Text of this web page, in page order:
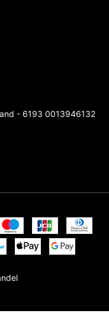
- 6193 0013946132